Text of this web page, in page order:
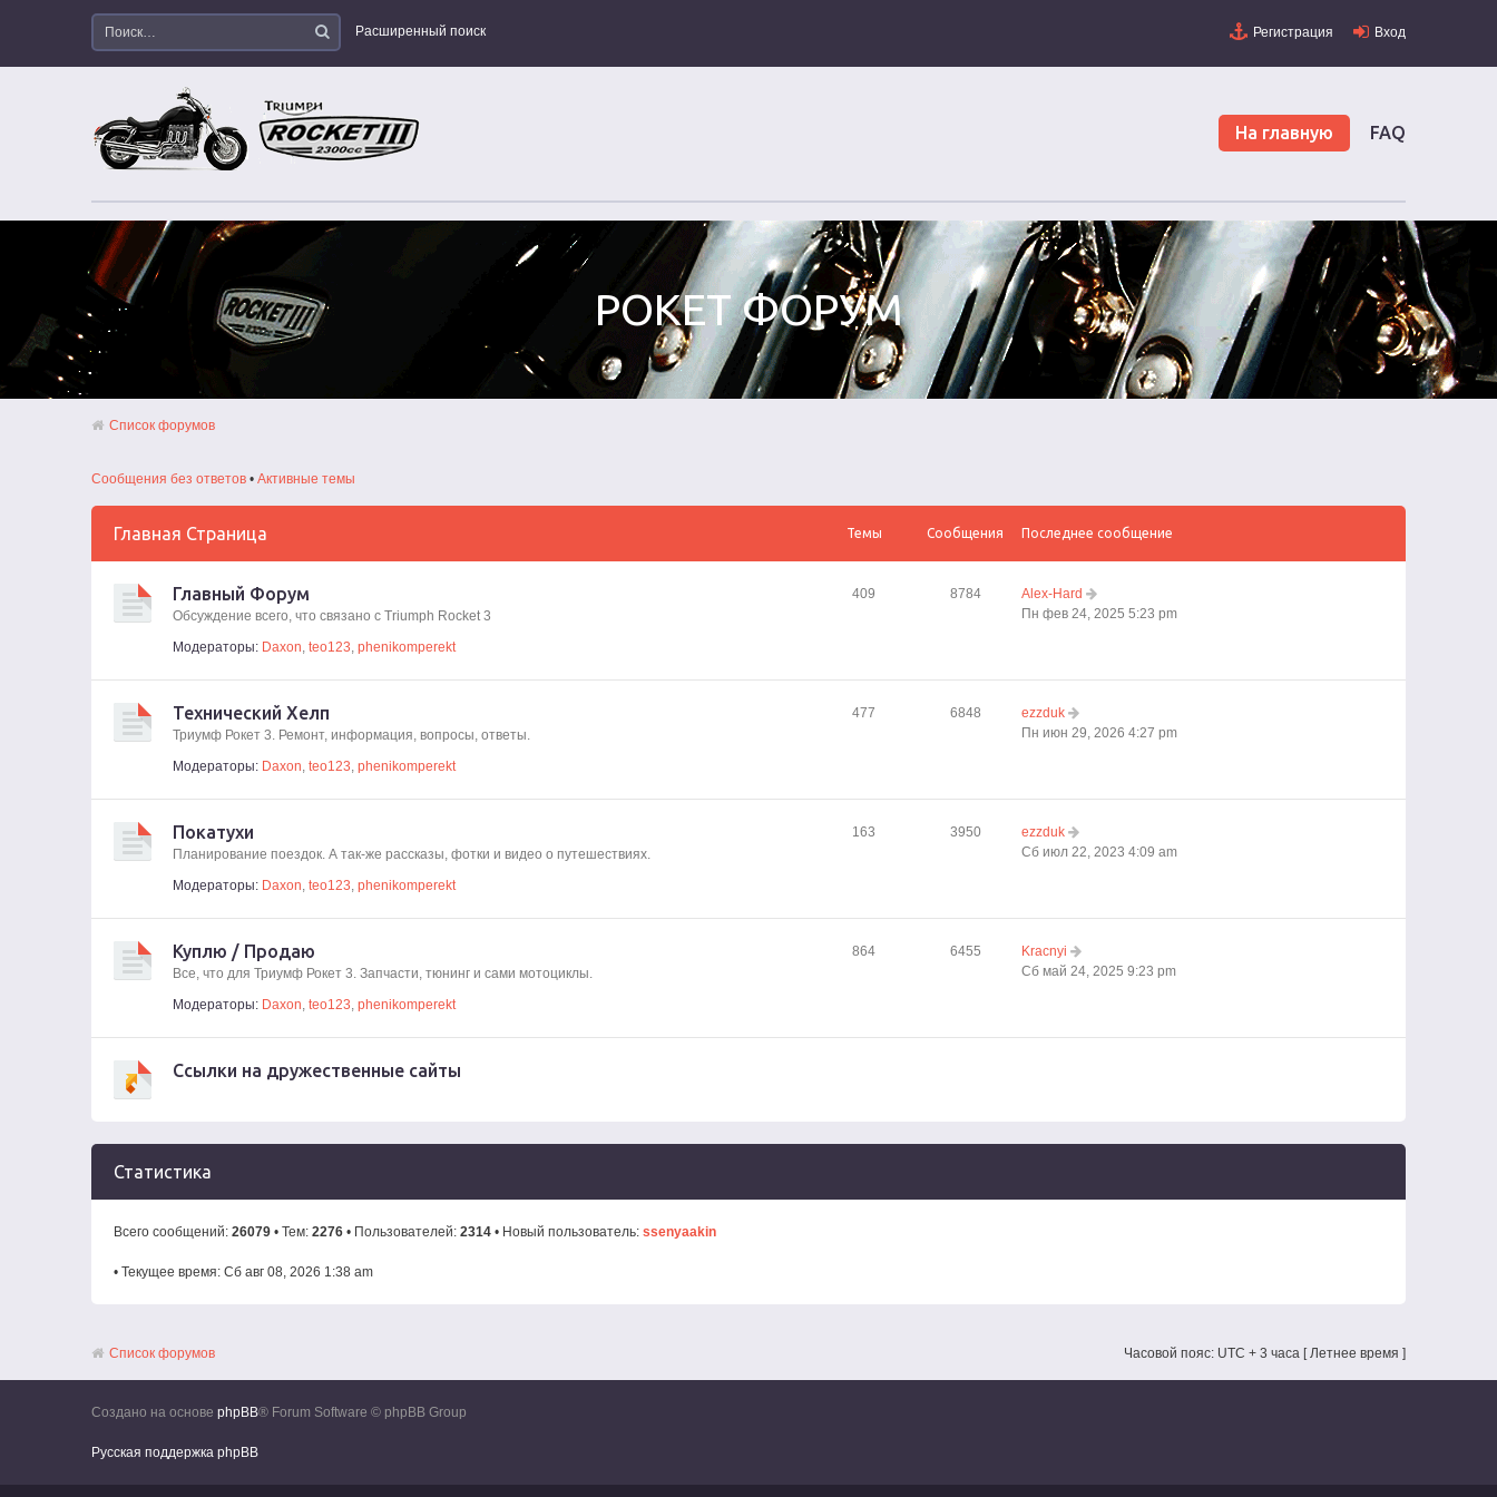
Регистрация Вход
Расширенный поиск
На главную FAQ
РОКЕТ ФОРУМ
Список форумов
Сообщения без ответов • Активные темы
Главная Страница Темы Сообщения Последнее сообщение
Главный Форум
Обсуждение всего, что связано с Triumph Rocket 3
Модераторы: Daxon, teo123, phenikomperekt
409 8784
Alex-Hard
Пн фев 24, 2025 5:23 pm
Технический Хелп
Триумф Рокет 3. Ремонт, информация, вопросы, ответы.
Модераторы: Daxon, teo123, phenikomperekt
477 6848
ezzduk
Пн июн 29, 2026 4:27 pm
Покатухи
Планирование поездок. А так-же рассказы, фотки и видео о путешествиях.
Модераторы: Daxon, teo123, phenikomperekt
163 3950
ezzduk
Сб июл 22, 2023 4:09 am
Куплю / Продаю
Все, что для Триумф Рокет 3. Запчасти, тюнинг и сами мотоциклы.
Модераторы: Daxon, teo123, phenikomperekt
864 6455
Kracnyi
Сб май 24, 2025 9:23 pm
Ссылки на дружественные сайты
Статистика
Всего сообщений: 26079 • Тем: 2276 • Пользователей: 2314 • Новый пользователь: ssenyaakin
• Текущее время: Сб авг 08, 2026 1:38 am
Список форумов Часовой пояс: UTC + 3 часа [ Летнее время ]
Создано на основе phpBB® Forum Software © phpBB Group
Русская поддержка phpBB